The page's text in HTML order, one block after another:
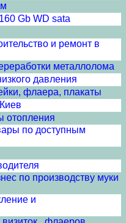
Gb WD sata
и ремонт в
металлолома
давления
флаера, плакаты
отопления
по доступным
по производству муки
и